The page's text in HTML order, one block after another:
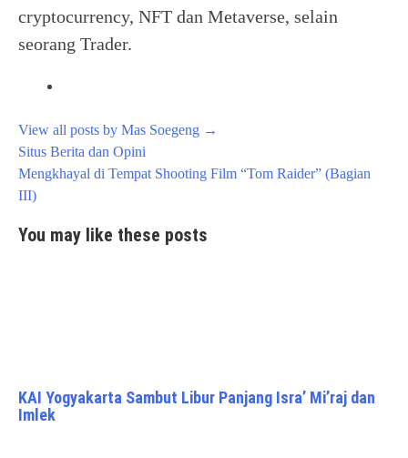
cryptocurrency, NFT dan Metaverse, selain
seorang Trader.
View all posts by Mas Soegeng →
Post
navigation
Situs Berita dan Opini
Mengkhayal di Tempat Shooting Film “Tom Raider” (Bagian
III)
You may like these posts
KAI Yogyakarta Sambut Libur Panjang Isra’ Mi’raj dan
Imlek